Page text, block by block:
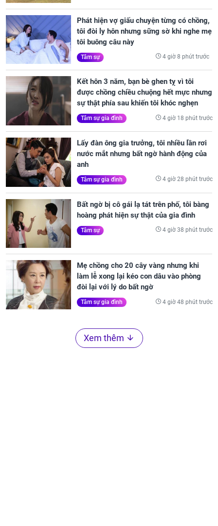
Phát hiện vợ giấu chuyện từng có chồng,
tôi đòi ly hôn nhưng sững sờ khi nghe mẹ
tôi buông câu này
Tâm sự 4 giờ 8 phút trước
Kết hôn 3 năm, bạn bè ghen tỵ vì tôi
được chồng chiều chuộng hết mực nhưng
sự thật phía sau khiến tôi khóc nghẹn
Tâm sự gia đình 4 giờ 18 phút trước
Lấy đàn ông gia trưởng, tôi nhiều lần rơi
nước mắt nhưng bất ngờ hành động của
anh
Tâm sự gia đình 4 giờ 28 phút trước
Bất ngờ bị cô gái lạ tát trên phố, tôi bàng
hoàng phát hiện sự thật của gia đình
Tâm sự 4 giờ 38 phút trước
Mẹ chồng cho 20 cây vàng nhưng khi
làm lễ xong lại kéo con dâu vào phòng
đòi lại với lý do bất ngờ
Tâm sự gia đình 4 giờ 48 phút trước
Xem thêm